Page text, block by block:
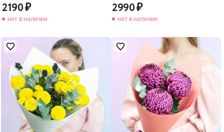
2190
нет в наличии
2990
нет в наличии